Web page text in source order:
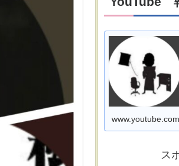
www.youtube.com
ス